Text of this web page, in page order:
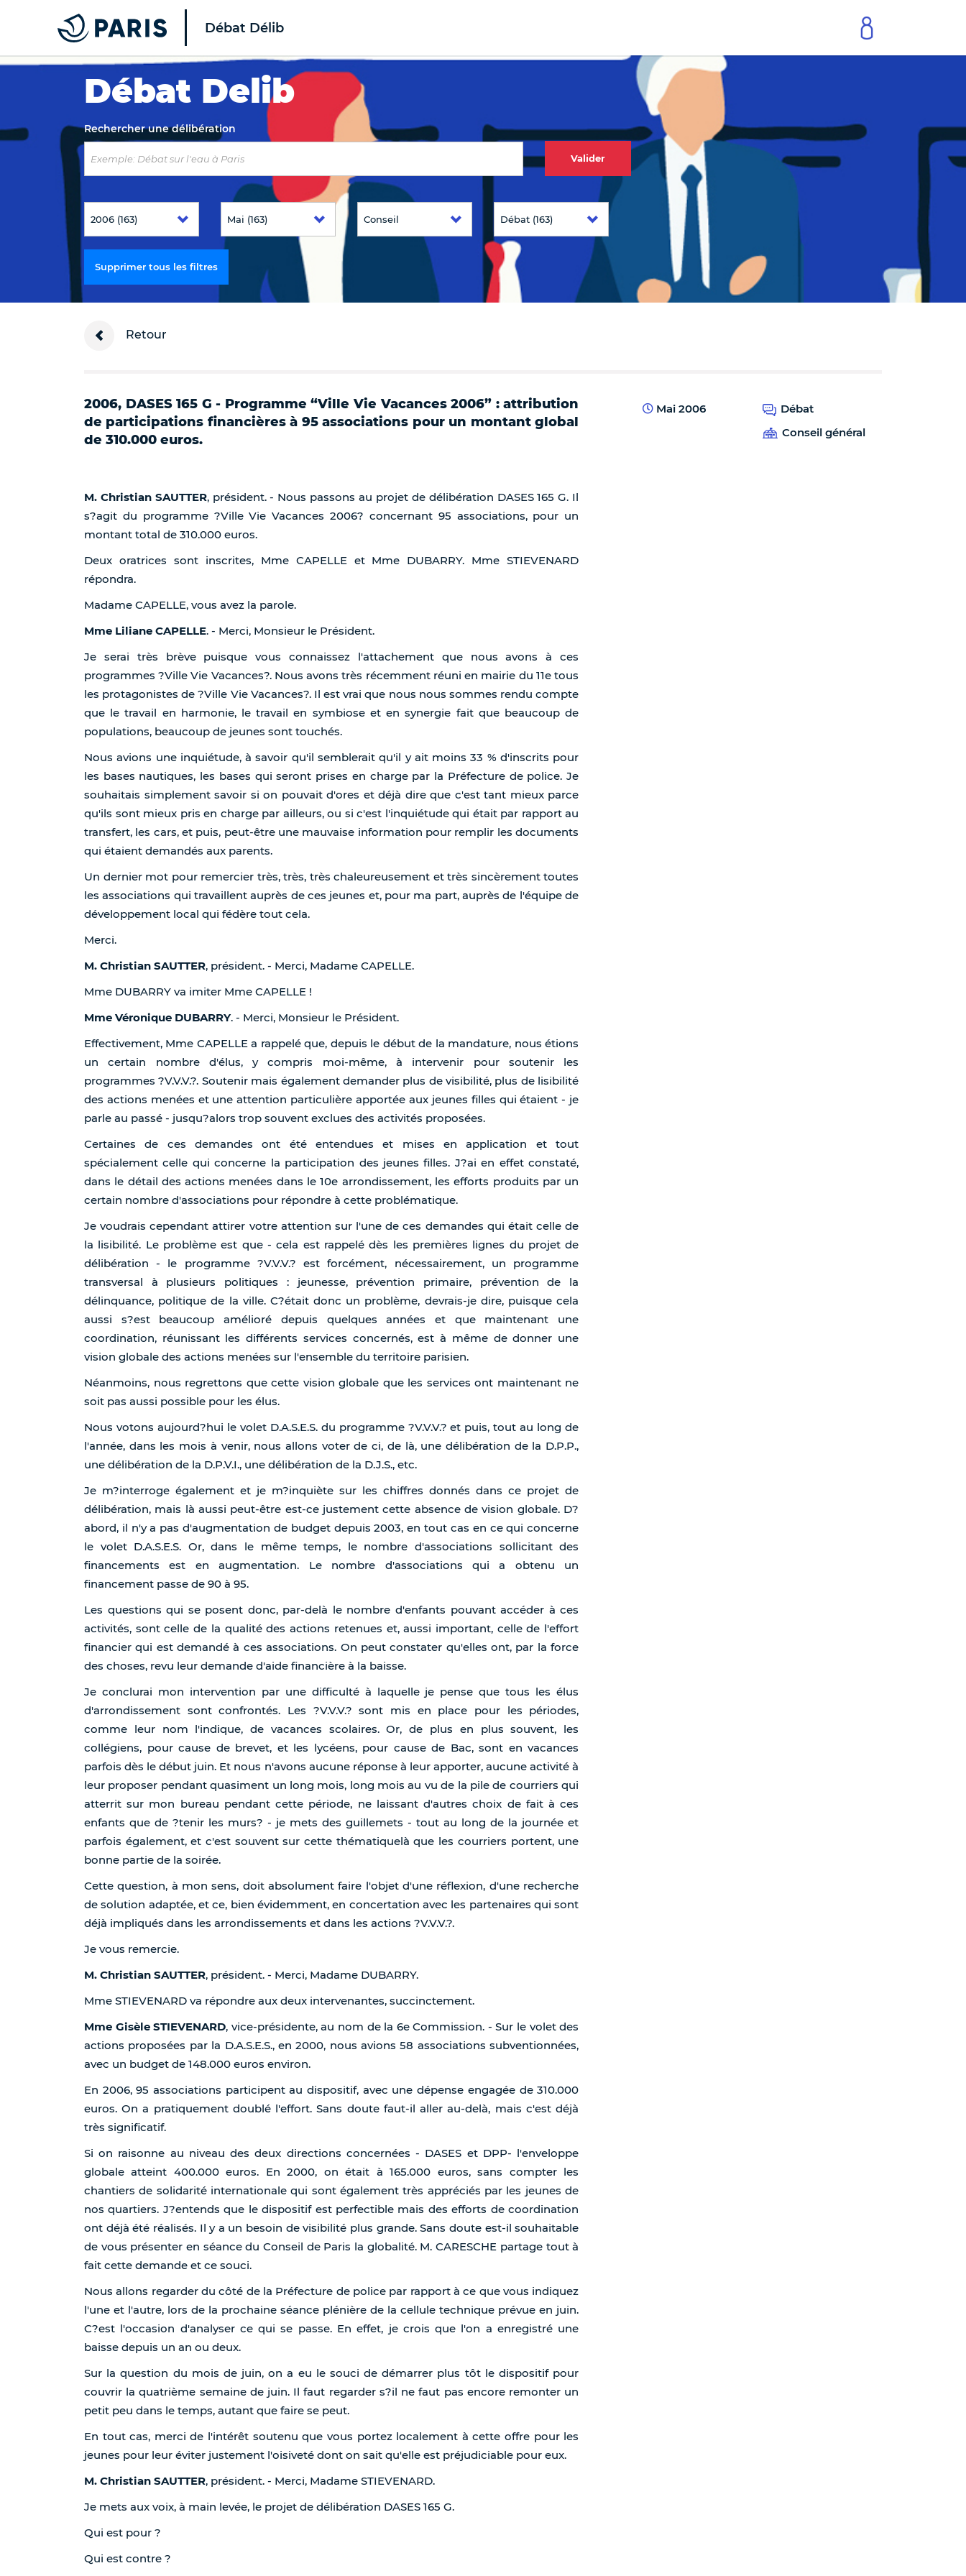
Top of the page
Débat Délib
Débat Delib
Rechercher une délibération
Valider
Supprimer tous les filtres
Retour
2006, DASES 165 G - Programme “Ville Vie Vacances 2006” : attribution
de participations financières à 95 associations pour un montant global
de 310.000 euros.
M. Christian SAUTTER, président. - Nous passons au projet de délibération DASES 165 G. Il
s?agit du programme ?Ville Vie Vacances 2006? concernant 95 associations, pour un
montant total de 310.000 euros.
Deux oratrices sont inscrites, Mme CAPELLE et Mme DUBARRY. Mme STIEVENARD
répondra.
Madame CAPELLE, vous avez la parole.
Mme Liliane CAPELLE. - Merci, Monsieur le Président.
Je serai très brève puisque vous connaissez l'attachement que nous avons à ces
programmes ?Ville Vie Vacances?. Nous avons très récemment réuni en mairie du 11e tous
les protagonistes de ?Ville Vie Vacances?. Il est vrai que nous nous sommes rendu compte
que le travail en harmonie, le travail en symbiose et en synergie fait que beaucoup de
populations, beaucoup de jeunes sont touchés.
Nous avions une inquiétude, à savoir qu'il semblerait qu'il y ait moins 33 % d'inscrits pour
les bases nautiques, les bases qui seront prises en charge par la Préfecture de police. Je
souhaitais simplement savoir si on pouvait d'ores et déjà dire que c'est tant mieux parce
qu'ils sont mieux pris en charge par ailleurs, ou si c'est l'inquiétude qui était par rapport au
transfert, les cars, et puis, peut-être une mauvaise information pour remplir les documents
qui étaient demandés aux parents.
Un dernier mot pour remercier très, très, très chaleureusement et très sincèrement toutes
les associations qui travaillent auprès de ces jeunes et, pour ma part, auprès de l'équipe de
développement local qui fédère tout cela.
Merci.
M. Christian SAUTTER, président. - Merci, Madame CAPELLE.
Mme DUBARRY va imiter Mme CAPELLE !
Mme Véronique DUBARRY. - Merci, Monsieur le Président.
Effectivement, Mme CAPELLE a rappelé que, depuis le début de la mandature, nous étions
un certain nombre d'élus, y compris moi-même, à intervenir pour soutenir les
programmes ?V.V.V.?. Soutenir mais également demander plus de visibilité, plus de lisibilité
des actions menées et une attention particulière apportée aux jeunes filles qui étaient - je
parle au passé - jusqu?alors trop souvent exclues des activités proposées.
Certaines de ces demandes ont été entendues et mises en application et tout
spécialement celle qui concerne la participation des jeunes filles. J?ai en effet constaté,
dans le détail des actions menées dans le 10e arrondissement, les efforts produits par un
certain nombre d'associations pour répondre à cette problématique.
Je voudrais cependant attirer votre attention sur l'une de ces demandes qui était celle de
la lisibilité. Le problème est que - cela est rappelé dès les premières lignes du projet de
délibération - le programme ?V.V.V.? est forcément, nécessairement, un programme
transversal à plusieurs politiques : jeunesse, prévention primaire, prévention de la
délinquance, politique de la ville. C?était donc un problème, devrais-je dire, puisque cela
aussi s?est beaucoup amélioré depuis quelques années et que maintenant une
coordination, réunissant les différents services concernés, est à même de donner une
vision globale des actions menées sur l'ensemble du territoire parisien.
Néanmoins, nous regrettons que cette vision globale que les services ont maintenant ne
soit pas aussi possible pour les élus.
Nous votons aujourd?hui le volet D.A.S.E.S. du programme ?V.V.V.? et puis, tout au long de
l'année, dans les mois à venir, nous allons voter de ci, de là, une délibération de la D.P.P.,
une délibération de la D.P.V.I., une délibération de la D.J.S., etc.
Je m?interroge également et je m?inquiète sur les chiffres donnés dans ce projet de
délibération, mais là aussi peut-être est-ce justement cette absence de vision globale. D?
abord, il n'y a pas d'augmentation de budget depuis 2003, en tout cas en ce qui concerne
le volet D.A.S.E.S. Or, dans le même temps, le nombre d'associations sollicitant des
financements est en augmentation. Le nombre d'associations qui a obtenu un
financement passe de 90 à 95.
Les questions qui se posent donc, par-delà le nombre d'enfants pouvant accéder à ces
activités, sont celle de la qualité des actions retenues et, aussi important, celle de l'effort
financier qui est demandé à ces associations. On peut constater qu'elles ont, par la force
des choses, revu leur demande d'aide financière à la baisse.
Je conclurai mon intervention par une difficulté à laquelle je pense que tous les élus
d'arrondissement sont confrontés. Les ?V.V.V.? sont mis en place pour les périodes,
comme leur nom l'indique, de vacances scolaires. Or, de plus en plus souvent, les
collégiens, pour cause de brevet, et les lycéens, pour cause de Bac, sont en vacances
parfois dès le début juin. Et nous n'avons aucune réponse à leur apporter, aucune activité à
leur proposer pendant quasiment un long mois, long mois au vu de la pile de courriers qui
atterrit sur mon bureau pendant cette période, ne laissant d'autres choix de fait à ces
enfants que de ?tenir les murs? - je mets des guillemets - tout au long de la journée et
parfois également, et c'est souvent sur cette thématiquelà que les courriers portent, une
bonne partie de la soirée.
Cette question, à mon sens, doit absolument faire l'objet d'une réflexion, d'une recherche
de solution adaptée, et ce, bien évidemment, en concertation avec les partenaires qui sont
déjà impliqués dans les arrondissements et dans les actions ?V.V.V.?.
Je vous remercie.
M. Christian SAUTTER, président. - Merci, Madame DUBARRY.
Mme STIEVENARD va répondre aux deux intervenantes, succinctement.
Mme Gisèle STIEVENARD, vice-présidente, au nom de la 6e Commission. - Sur le volet des
actions proposées par la D.A.S.E.S., en 2000, nous avions 58 associations subventionnées,
avec un budget de 148.000 euros environ.
En 2006, 95 associations participent au dispositif, avec une dépense engagée de 310.000
euros. On a pratiquement doublé l'effort. Sans doute faut-il aller au-delà, mais c'est déjà
très significatif.
Si on raisonne au niveau des deux directions concernées - DASES et DPP- l'enveloppe
globale atteint 400.000 euros. En 2000, on était à 165.000 euros, sans compter les
chantiers de solidarité internationale qui sont également très appréciés par les jeunes de
nos quartiers. J?entends que le dispositif est perfectible mais des efforts de coordination
ont déjà été réalisés. Il y a un besoin de visibilité plus grande. Sans doute est-il souhaitable
de vous présenter en séance du Conseil de Paris la globalité. M. CARESCHE partage tout à
fait cette demande et ce souci.
Nous allons regarder du côté de la Préfecture de police par rapport à ce que vous indiquez
l'une et l'autre, lors de la prochaine séance plénière de la cellule technique prévue en juin.
C?est l'occasion d'analyser ce qui se passe. En effet, je crois que l'on a enregistré une
baisse depuis un an ou deux.
Sur la question du mois de juin, on a eu le souci de démarrer plus tôt le dispositif pour
couvrir la quatrième semaine de juin. Il faut regarder s?il ne faut pas encore remonter un
petit peu dans le temps, autant que faire se peut.
En tout cas, merci de l'intérêt soutenu que vous portez localement à cette offre pour les
jeunes pour leur éviter justement l'oisiveté dont on sait qu'elle est préjudiciable pour eux.
M. Christian SAUTTER, président. - Merci, Madame STIEVENARD.
Je mets aux voix, à main levée, le projet de délibération DASES 165 G.
Qui est pour ?
Qui est contre ?
Mai 2006
Débat
Conseil général